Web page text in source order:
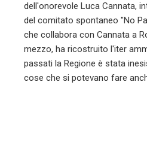
dell'onorevole Luca Cannata,
del comitato spontaneo "No
che collabora con Cannata a
mezzo, ha ricostruito l'iter
passati la Regione è stata
cose che si potevano fare